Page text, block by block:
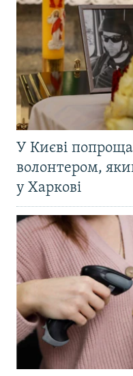
У Києві
волонтером,
у Харкові